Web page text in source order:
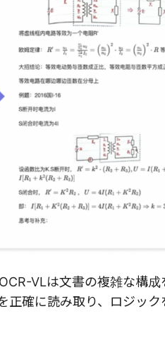
VLは文書の複雑な構成
正確に読み取り、ロジック